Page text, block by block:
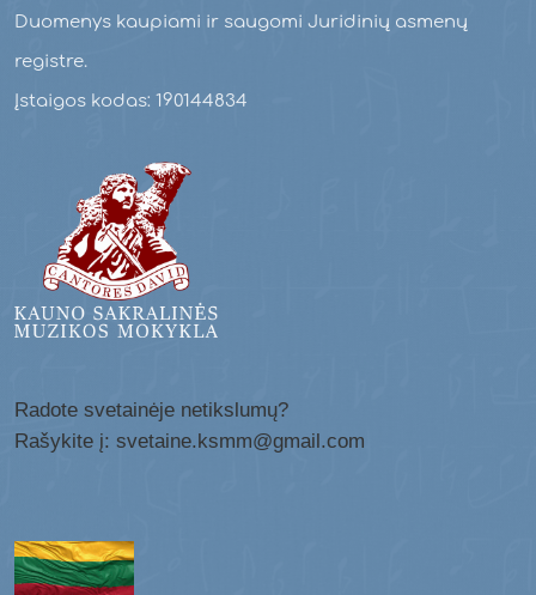
Duomenys kaupiami ir saugomi Juridinių asmenų
registre.
Įstaigos kodas: 190144834
Radote svetainėje netikslumų?
Rašykite į: svetaine.ksmm@gmail.com